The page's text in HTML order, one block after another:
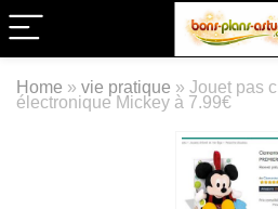
Home » vie pratique » Jouet pas
électronique Mickey à 7.99€